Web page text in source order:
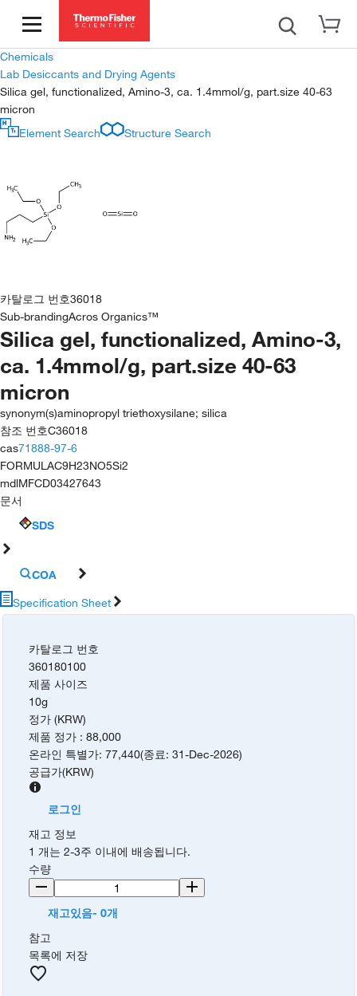
Chemicals
Lab Desiccants and Drying Agents
Silica gel, functionalized, Amino-3, ca. 1.4mmol/g, part.size 40-63
micron
Element Search
Structure Search
카탈로그 번호36018
Sub-brandingAcros Organics™
Silica gel, functionalized, Amino-3,
ca. 1.4mmol/g, part.size 40-63
micron
synonym(s)aminopropyl triethoxysilane; silica
참조 번호C36018
cas71888-97-6
FORMULAC9H23NO5Si2
mdlMFCD03427643
문서
SDS
COA
Specification Sheet
카탈로그 번호
360180100
제품 사이즈
10g
정가 (KRW)
제품 정가 :88,000
온라인 특별가:77,440(종료:31-Dec-2026)
공급가(KRW)
로그인
재고 정보
1 개는 2-3주 이내에 배송됩니다.
수량
재고있음- 0개
참고
목록에 저장